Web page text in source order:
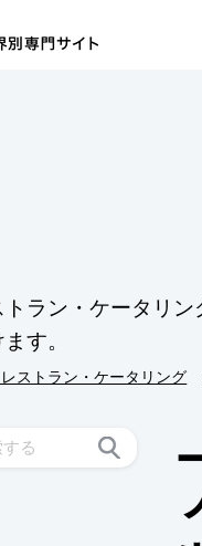
ラン・ケータリ
す。
ストラン・ケータリング